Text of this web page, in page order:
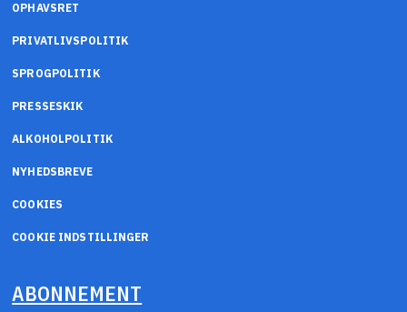
OPHAVSRET
PRIVATLIVSPOLITIK
SPROGPOLITIK
PRESSESKIK
ALKOHOLPOLITIK
NYHEDSBREVE
COOKIES
COOKIE INDSTILLINGER
ABONNEMENT